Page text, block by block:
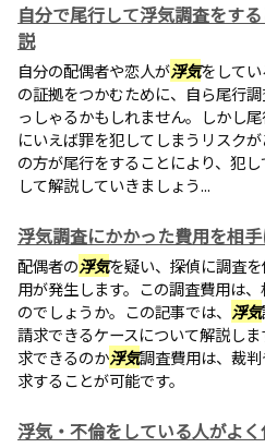
自分で尾行して浮気調査をす
説
自分の配偶者や恋人が浮気をしてい
の証拠をつかむために、自ら尾行
っしゃるかもしれません。しかし
にいえば罪を犯してしまうリスク
の方が尾行をすることにより、犯
して解説していきましょう...
浮気調査にかかった費用を相
配偶者の浮気を疑い、探偵に調査
用が発生します。この調査費用は
のでしょうか。この記事では、 浮気
請求できるケースについて解説しま
求できるのか浮気調査費用は、裁
求することが可能です。
浮気・不倫をしている人がよ